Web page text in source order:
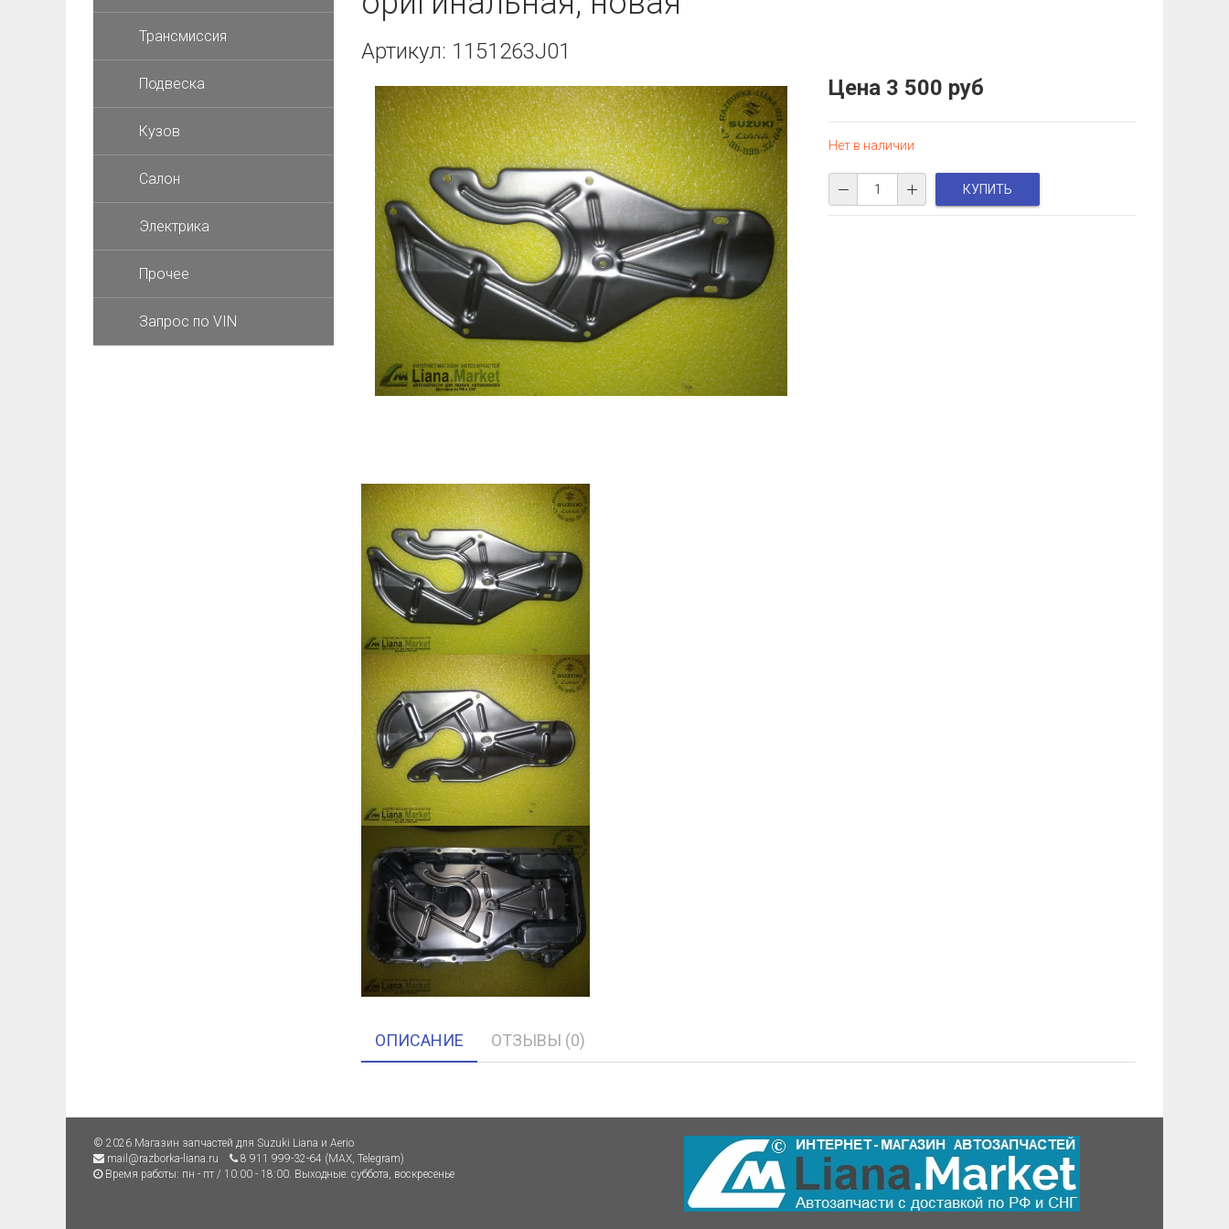
Артикул: 1151263J01
Цена 3 500 руб
Нет в наличии
ОПИСАНИЕ ОТЗЫВЫ (0)
Трансмиссия
Подвеска
Кузов
Салон
Электрика
Прочее
Запрос по VIN
© 2026 Магазин запчастей для Suzuki Liana и Aerio
mail@razborka-liana.ru
8 911 999-32-64 (MAX, Telegram)
Время работы: пн - пт / 10:00 - 18:00. Выходные: суббота, воскресенье